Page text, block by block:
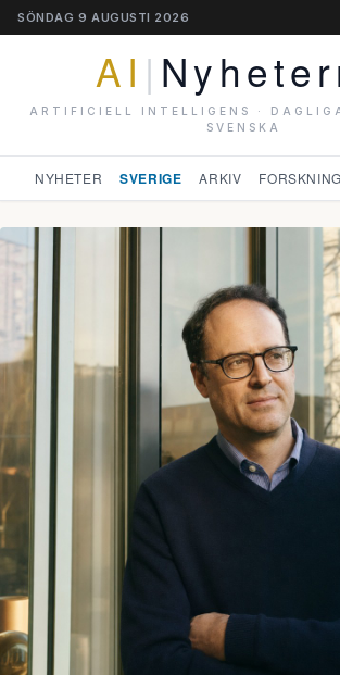
SÖNDAG 9 AUGUSTI 2026
AI |
ARTIFICIELL INTELLIGENS ·
SVENSKA
NYHETER SVERIGE ARKIV FORSKNING